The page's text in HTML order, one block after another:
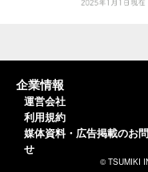
企業情報
運営会社
利用規約
媒体資料・広告掲載のお
せ
© TSUMIKI